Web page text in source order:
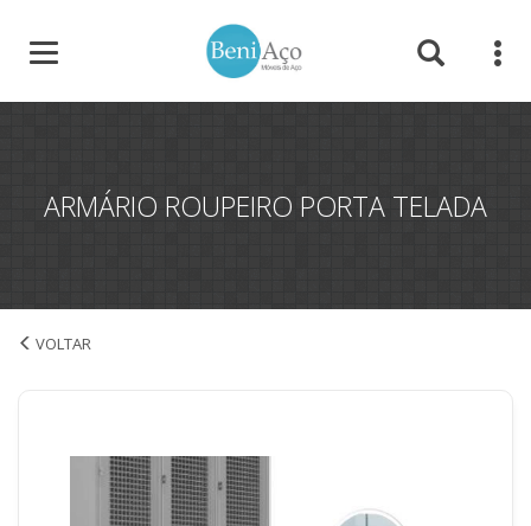
ARMÁRIO ROUPEIRO PORTA TELADA
Armário Roupeiro Porta Telada